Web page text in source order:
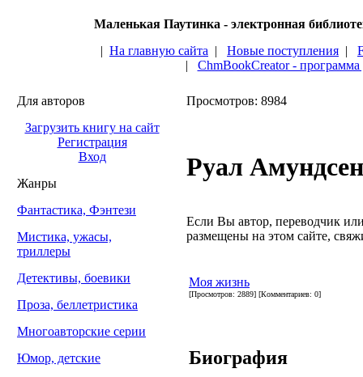
Маленькая Паутинка - электронная
| На главную сайта | Новые поступления |
| ChmBookCreator -
Для авторов
Загрузить книгу на сайт
Регистрация
Вход
Жанры
Фантастика, Фэнтези
Мистика, ужасы,
триллеры
Детективы, боевики
Проза, беллетристика
Многоавторские серии
Юмор, детские
Просмотров: 8984
Руал Амундсен
Если Вы автор, переводчик
размещены на этом сайте,
Моя жизнь
[Просмотров: 2889] [Комментариев: 0]
Биография